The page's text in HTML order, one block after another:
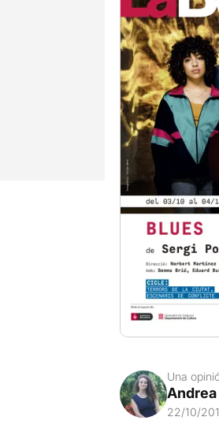
Una
Andrea
22/10/